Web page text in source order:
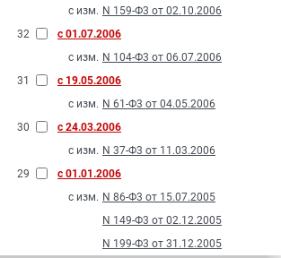
с изм. N 159-Ф3 от 02.10.2006
32
с 01.07.2006
с изм. N 104-Ф3 от 06.07.2006
31
с 19.05.2006
с изм. N 61-Ф3 от 04.05.2006
30
с 24.03.2006
с изм. N 37-Ф3 от 11.03.2006
29
с 01.01.2006
с изм. N 86-Ф3 от 15.07.2005
N 149-Ф3 от 02.12.2005
N 199-Ф3 от 31.12.2005